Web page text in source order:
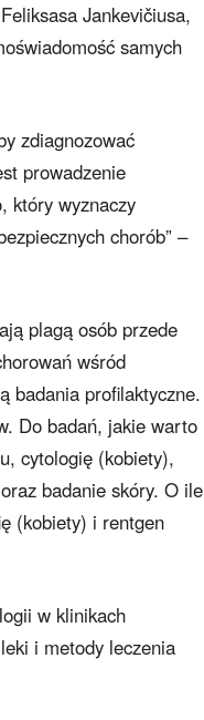
Jankevičiusa,
samych
zdiagnozować
prowadzenie
który wyznaczy
chorób” –
plagą osób przede
wśród
badania profilaktyczne.
Do badań, jakie warto
cytologię (kobiety),
badanie skóry. O ile
(kobiety) i rentgen
w klinikach
i metody leczenia